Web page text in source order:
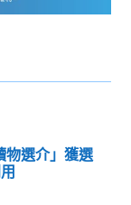
物選介」獲選